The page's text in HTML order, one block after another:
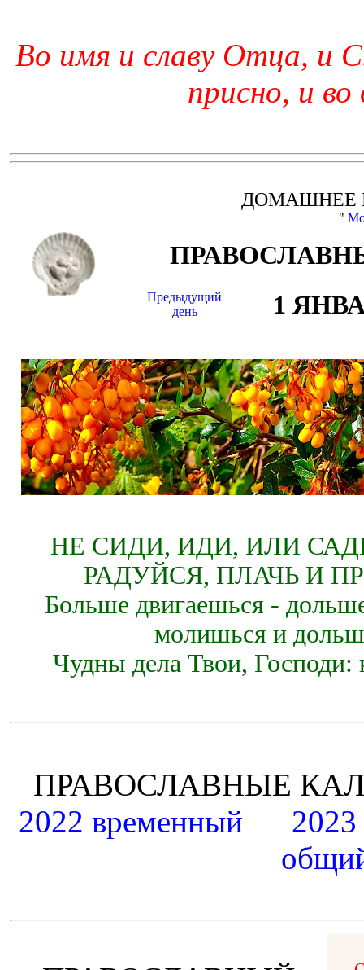
Во имя и славу Отца, и
присно, и во
ДОМАШНЕЕ
"
Предыдущий
день
1
НЕ СИДИ, ИДИ, ИЛИ
РАДУЙСЯ, ПЛАЧЬ И
Больше двигаешься -
молишься и
Чудны дела Твои, Господи:
ПРАВОСЛАВНЫЕ
2022 временный